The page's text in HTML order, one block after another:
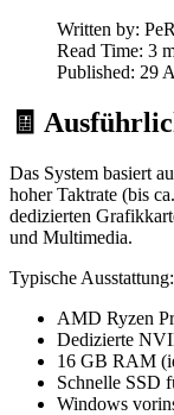
Written by:
Read Time: 3
Published: 29
🧾
Das System basiert
hoher Taktrate (bis
dedizierten
und Multimedia.
Typische Ausstattung:
AMD Ryzen
Dedizierte
16 GB RAM
Schnelle SSD
Windows